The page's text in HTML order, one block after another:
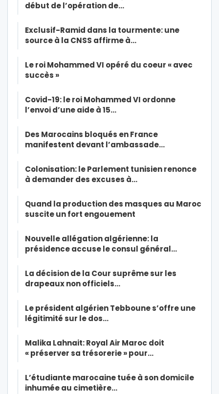
début de l’opération de…
Exclusif-Ramid dans la tourmente: une
source à la CNSS affirme à…
Le roi Mohammed VI opéré du coeur « avec
succès »
Covid-19: le roi Mohammed VI ordonne
l’envoi d’une aide à 15…
Des Marocains bloqués en France
manifestent devant l’ambassade…
Colonisation: le Parlement tunisien renonce
à demander des excuses à…
Quand la production des masques au Maroc
suscite un fort engouement
Nouvelle allégation algérienne: la
présidence accuse le consul général…
La décision de la Cour suprême sur les
drapeaux non officiels…
Le président algérien Tebboune s’offre une
légitimité sur le dos…
Malika Lahnait: Royal Air Maroc doit
« préserver sa trésorerie » pour…
L’étudiante marocaine tuée à son domicile
inhumée au cimetière…